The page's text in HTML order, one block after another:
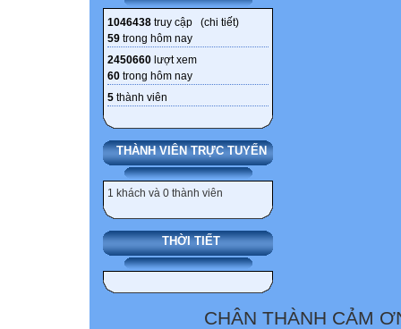
1046438 truy cập (chi tiết)
59 trong hôm nay
2450660 lượt xem
60 trong hôm nay
5 thành viên
THÀNH VIÊN TRỰC TUYẾN
1 khách và 0 thành viên
THỜI TIẾT
CHÂN THÀNH CẢM